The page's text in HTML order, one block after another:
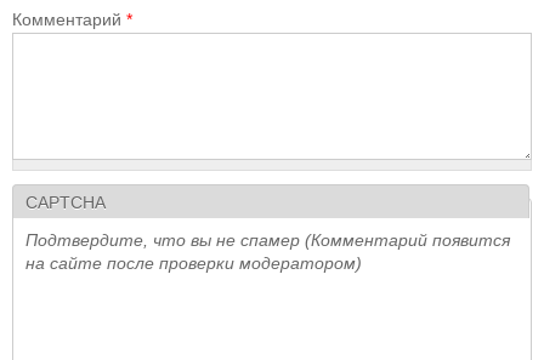
Комментарий *
CAPTCHA
Подтвердите, что вы не спамер (Комментарий появится
на сайте после проверки модератором)